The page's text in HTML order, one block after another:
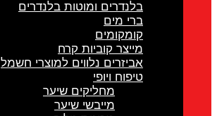
בלנדרים ומוטות בלנדרים
ברי מים
קומקומים
מייצר קוביות קרח
אביזרים נלווים למוצרי חשמל
טיפוח ויופי
מחליקים שיער
מייבשי שיער